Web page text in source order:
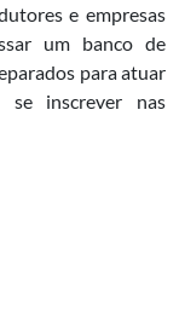
e empresas
um banco de
para atuar
se inscrever nas